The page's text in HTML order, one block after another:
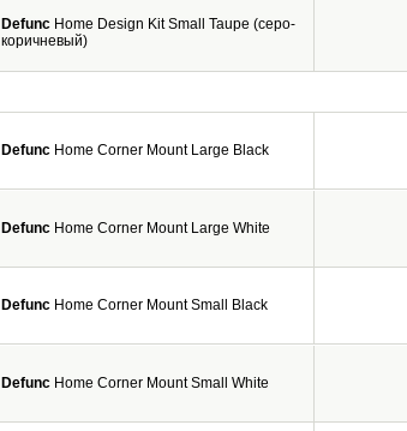
Defunc Home Design Kit Small Taupe (серо-
коричневый)
Defunc Home Corner Mount Large Black
Defunc Home Corner Mount Large White
Defunc Home Corner Mount Small Black
Defunc Home Corner Mount Small White